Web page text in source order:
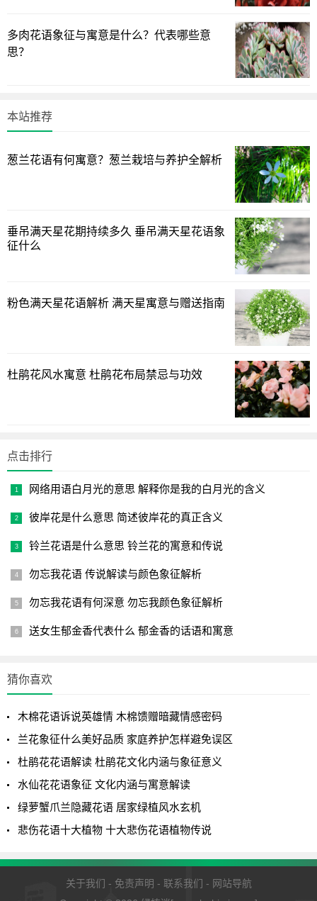
- 花语：黄色茉莉花传达友谊、快乐和积极的情感。
- 象征意义：黄色茉莉花通常用来表示友谊和欢乐，它可以
是对朋友的赞赏之情或对生活的乐观态度的象征。
- 花语：橙色茉莉花代表充满活力和热情。
- 象征意义：橙色茉莉花传达积极、充满活力的情感，通常
6. 紫色茉莉花：
- 象征意义：紫色茉莉花通常用来表示崇高的情感，或者表
达对某人的尊敬和敬仰。
总的来说，不同颜色的茉莉花传达不同的情感和意义，可
择茉莉花的颜色可以根据特定场合和情感来表达你的心意。
上述就是茉莉花象征着什么以及茉莉花花语及代表意义的
多肉花语象征与寓意是什么？代表哪些意
思？
本站推荐
葱兰花语有何寓意？葱兰栽培与养护全解析
垂吊满天星花期持续多久 垂吊满天星花语象
征什么
粉色满天星花语解析 满天星寓意与赠送指南
杜鹃花风水寓意 杜鹃花布局禁忌与功效
点击排行
网络用语白月光的意思 解释你是我的白月光的含义
彼岸花是什么意思 简述彼岸花的真正含义
铃兰花语是什么意思 铃兰花的寓意和传说
勿忘我花语 传说解读与颜色象征解析
勿忘我花语有何深意 勿忘我颜色象征解析
送女生郁金香代表什么 郁金香的话语和寓意
猜你喜欢
木棉花语诉说英雄情 木棉馈赠暗藏情感密码
兰花象征什么美好品质 家庭养护怎样避免误区
杜鹃花花语解读 杜鹃花文化内涵与象征意义
水仙花花语象征 文化内涵与寓意解读
绿萝蟹爪兰隐藏花语 居家绿植风水玄机
悲伤花语十大植物 十大悲伤花语植物传说
关于我们 - 免责声明 - 联系我们 - 网站导航